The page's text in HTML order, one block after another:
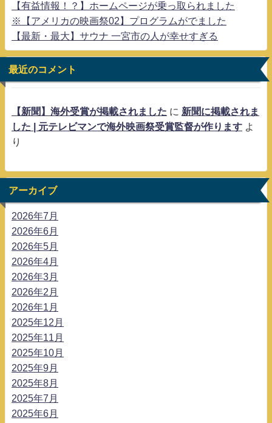
【有益情報！？】ホームページが乗っ取られました
※【アメリカの映画祭02】プログラムがでました
【最新・最大】サウナ 一宮市の人が幸せすぎる
最近のコメント
【新聞】海外受賞が掲載されました に 新聞に掲載されま
した | 元テレビマンで海外映画祭受賞監督が作ります よ
り
アーカイブ
2026年7月
2026年6月
2026年5月
2026年4月
2026年3月
2026年2月
2026年1月
2025年12月
2025年11月
2025年10月
2025年9月
2025年8月
2025年7月
2025年6月